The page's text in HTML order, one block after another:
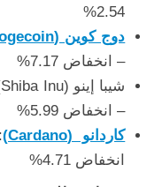
2.54%
دوج كوين (Dogecoin)
– انخفاض 7.17%
– انخفاض 5.99%
كاردانو (Cardano)
انخفاض 4.71%